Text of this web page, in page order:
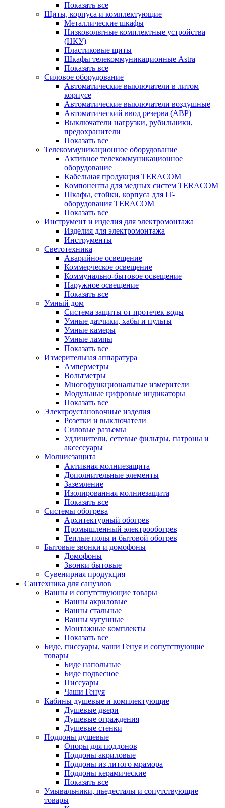
Показать все
Щиты, корпуса и комплектующие
Металлические шкафы
Низковольтные комплектные устройства
(НКУ)
Пластиковые щиты
Шкафы телекоммуникационные Astra
Показать все
Силовое оборудование
Автоматические выключатели в литом
корпусе
Автоматические выключатели воздушные
Автоматический ввод резерва (АВР)
Выключатели нагрузки, рубильники,
предохранители
Показать все
Телекоммуникационное оборудование
Активное телекоммуникационное
оборудование
Кабельная продукция TERACOM
Компоненты для медных систем TERACOM
Шкафы, стойки, корпуса для IT-
оборудования TERACOM
Показать все
Инструмент и изделия для электромонтажа
Изделия для электромонтажа
Инструменты
Светотехника
Аварийное освещение
Коммерческое освещение
Коммунально-бытовое освещение
Наружное освещение
Показать все
Умный дом
Система защиты от протечек воды
Умные датчики, хабы и пульты
Умные камеры
Умные лампы
Показать все
Измерительная аппаратура
Амперметры
Вольтметры
Многофункциональные измерители
Модульные цифровые индикаторы
Показать все
Электроустановочные изделия
Розетки и выключатели
Силовые разъемы
Удлинители, сетевые фильтры, патроны и
аксессуары
Молниезащита
Активная молниезащита
Дополнительные элементы
Заземление
Изолированная молниезащита
Показать все
Системы обогрева
Архитектурный обогрев
Промышленный электрообогрев
Теплые полы и бытовой обогрев
Бытовые звонки и домофоны
Домофоны
Звонки бытовые
Сувенирная продукция
Сантехника для санузлов
Ванны и сопутствующие товары
Ванны акриловые
Ванны стальные
Ванны чугунные
Монтажные комплекты
Показать все
Биде, писсуары, чаши Генуя и сопутствующие
товары
Биде напольные
Биде подвесное
Писсуары
Чаши Генуя
Кабины душевые и комплектующие
Душевые двери
Душевые ограждения
Душевые стенки
Поддоны душевые
Опоры для поддонов
Поддоны акриловые
Поддоны из литого мрамора
Поддоны керамические
Показать все
Умывальники, пьедесталы и сопутствующие
товары